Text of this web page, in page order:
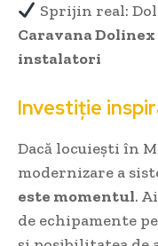
Sprijin real:
Caravana Dolinex
instalatori
Investiție
Dacă locuiești în
modernizare a
este momentul.
de echipamente